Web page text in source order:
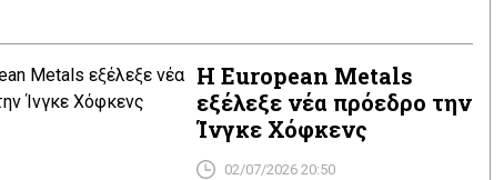
Η European Metals
εξέλεξε νέα πρόεδρο την
Ίνγκε Χόφκενς
02/07/2026 20:50